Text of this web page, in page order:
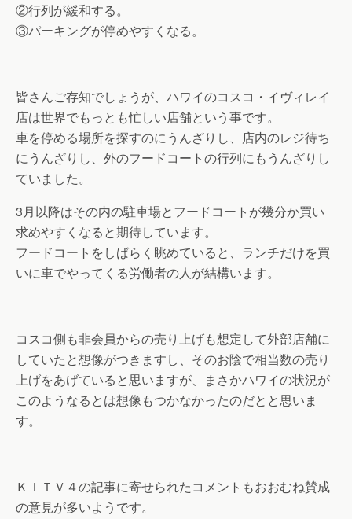
②行列が緩和する。
③パーキングが停めやすくなる。
皆さんご存知でしょうが、ハワイのコスコ・イヴィレイ
店は世界でもっとも忙しい店舗という事です。
車を停める場所を探すのにうんざりし、店内のレジ待ち
にうんざりし、外のフードコートの行列にもうんざりし
ていました。
3月以降はその内の駐車場とフードコートが幾分か買い
求めやすくなると期待しています。
フードコートをしばらく眺めていると、ランチだけを買
いに車でやってくる労働者の人が結構います。
コスコ側も非会員からの売り上げも想定して外部店舗に
していたと想像がつきますし、そのお陰で相当数の売り
上げをあげていると思いますが、まさかハワイの状況が
このようなるとは想像もつかなかったのだとと思いま
す。
ＫＩＴＶ４の記事に寄せられたコメントもおおむね賛成
の意見が多いようです。